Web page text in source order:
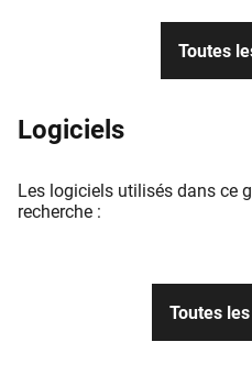
Toutes
Logiciels
Les logiciels utilisés dans ce
recherche :
Toutes